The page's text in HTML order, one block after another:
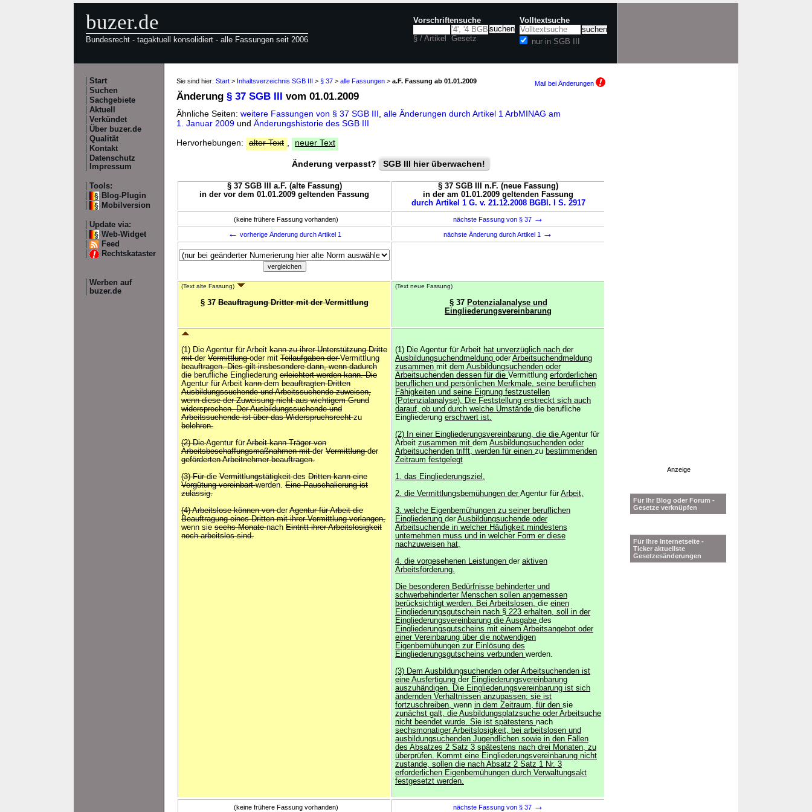
buzer.de
Bundesrecht - tagaktuell konsolidiert - alle Fassungen seit 2006
Vorschriftensuche
§ / Artikel Gesetz
Volltextsuche
nur in SGB III
Start
Suchen
Sachgebiete
Aktuell
Verkündet
Über buzer.de
Qualität
Kontakt
Datenschutz
Impressum
Tools:
Blog-Plugin
Mobilversion
Update via:
Web-Widget
Feed
Rechtskataster
Werben auf
buzer.de
Sie sind hier: Start > Inhaltsverzeichnis SGB III > § 37 > alle Fassungen > a.F. Fassung ab 01.01.2009 Mail bei Änderungen
Änderung § 37 SGB III vom 01.01.2009
Ähnliche Seiten: weitere Fassungen von § 37 SGB III alle Änderungen durch Artikel 1 ArbMINAG am
1. Januar 2009 und Änderungshistorie des SGB III
Hervorhebungen:
alter Text neuer Text
Änderung verpasst? SGB III hier überwachen!
§ 37 SGB III a.F. (alte Fassung)
in der vor dem 01.01.2009 geltenden Fassung
§ 37 SGB III n.F. (neue Fassung)
in der am 01.01.2009 geltenden Fassung
durch Artikel 1 G. v. 21.12.2008 BGBl. I S. 2917
(keine frühere Fassung vorhanden) nächste Fassung von § 37 →
← vorherige Änderung durch Artikel 1 nächste Änderung durch Artikel 1 →
(Text alte Fassung)
§ 37Beauftragung Dritter mit der Vermittlung
(Text neue Fassung)
§ 37 Potenzialanalyse und
Eingliederungsvereinbarung
(1) Die Agentur für Arbeit kann zu ihrer Unterstützung Dritte
mitder Vermittlungoder mit Teilaufgaben derVermittlung
beauftragen. Dies gilt insbesondere dann, wenn dadurch
die berufliche Eingliederung erleichtert werden kann. Die
Agentur für Arbeit kanndem beauftragten Dritten
Ausbildungssuchende und Arbeitssuchende zuweisen,
wenn diese der Zuweisung nicht aus wichtigem Grund
widersprechen. Der Ausbildungssuchende und
Arbeitssuchende ist über das Widerspruchsrechtzu
belehren.
(2) DieAgentur fürArbeit kann Träger von
Arbeitsbeschaffungsmaßnahmen mitder Vermittlungder
geförderten Arbeitnehmer beauftragen.
(3) Fürdie Vermittlungstätigkeitdes Dritten kann eine
Vergütung vereinbartwerden. Eine Pauschalierung ist
zulässig.
(4) Arbeitslose können vonderAgentur für Arbeit die
Beauftragung eines Dritten mit ihrer Vermittlung verlangen,
wenn sie sechs Monatenach Eintritt ihrer Arbeitslosigkeit
noch arbeitslos sind.
(1) Die Agentur für Arbeit hat unverzüglich nach der
Ausbildungsuchendmeldung oderArbeitsuchendmeldung
zusammen mit dem Ausbildungsuchenden oder
Arbeitsuchenden dessen für die Vermittlung erforderlichen
beruflichen und persönlichen Merkmale, seine beruflichen
Fähigkeiten und seine Eignung festzustellen
(Potenzialanalyse). Die Feststellung erstreckt sich auch
darauf, ob und durch welche Umstände die berufliche
Eingliederung erschwert ist.
(2) In einer Eingliederungsvereinbarung, die die Agentur für
Arbeit zusammen mit dem Ausbildungsuchenden oder
Arbeitsuchenden trifft, werden für einen zu bestimmenden
Zeitraum festgelegt
1. das Eingliederungsziel,
2. die Vermittlungsbemühungen derAgentur fürArbeit,
3. welche Eigenbemühungen zu seiner beruflichen
Eingliederung derAusbildungsuchende oder
Arbeitsuchende in welcher Häufigkeit mindestens
unternehmen muss und in welcher Form er diese
nachzuweisen hat,
4. die vorgesehenen Leistungen der aktiven
Arbeitsförderung.
Die besonderen Bedürfnisse behinderter und
schwerbehinderter Menschen sollen angemessen
berücksichtigt werden. Bei Arbeitslosen, die einen
Eingliederungsgutschein nach § 223 erhalten, soll in der
Eingliederungsvereinbarung die Ausgabe des
Eingliederungsgutscheins mit einem Arbeitsangebot oder
einer Vereinbarung über die notwendigen
Eigenbemühungen zur Einlösung des
Eingliederungsgutscheins verbunden werden.
(3) Dem Ausbildungsuchenden oder Arbeitsuchenden ist
eine Ausfertigung der Eingliederungsvereinbarung
auszuhändigen. Die Eingliederungsvereinbarung ist sich
ändernden Verhältnissen anzupassen; sie ist
fortzuschreiben, wenn in dem Zeitraum, für den sie
zunächst galt, die Ausbildungsplatzsuche oder Arbeitsuche
nicht beendet wurde. Sie ist spätestens nach
sechsmonatiger Arbeitslosigkeit, bei arbeitslosen und
ausbildungsuchenden Jugendlichen sowie in den Fällen
des Absatzes 2 Satz 3 spätestens nach drei Monaten, zu
überprüfen. Kommt eine Eingliederungsvereinbarung nicht
zustande, sollen die nach Absatz 2 Satz 1 Nr. 3
erforderlichen Eigenbemühungen durch Verwaltungsakt
festgesetzt werden.
(keine frühere Fassung vorhanden) nächste Fassung von § 37 →
Anzeige
Für Ihr Blog oder Forum -
Gesetze verknüpfen
Für Ihre Internetseite -
Ticker aktuellste
Gesetzesänderungen